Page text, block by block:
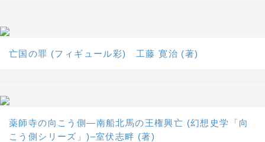
亡国の罪 (フィギュール彩) 工藤 寛治 (著)
薬師寺の向こう側―南船北馬の王権興亡 (幻想史学「向
こう側シリーズ」)–室伏志畔 (著)